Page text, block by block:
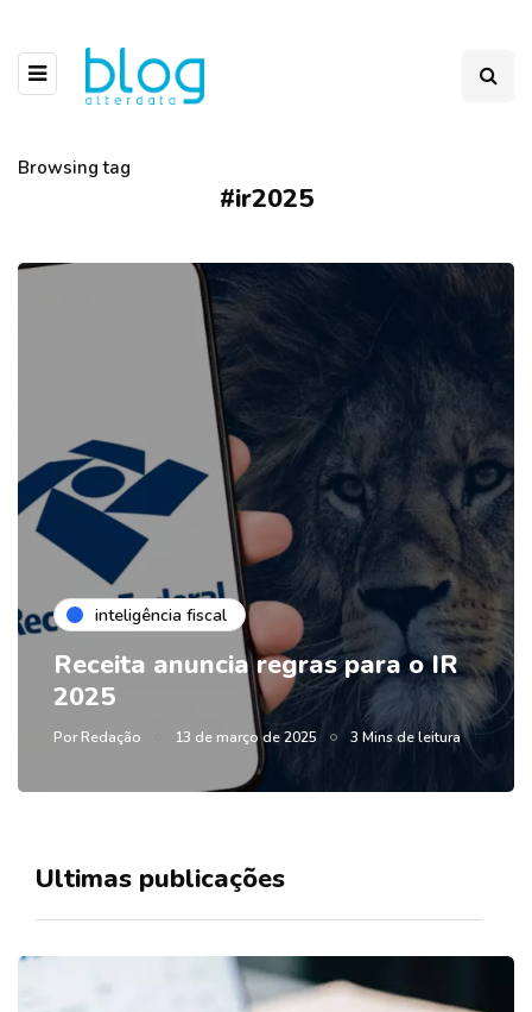
Browsing tag
#ir2025
inteligência fiscal
Receita anuncia regras para o IR
2025
PorRedação 13 de março de 2025 3 Mins de leitura
Ultimas publicações